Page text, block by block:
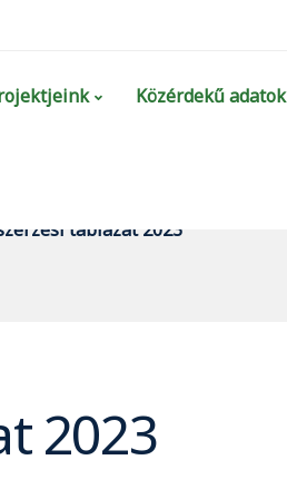
Közérdekű adatok
táblázat 2023
2023